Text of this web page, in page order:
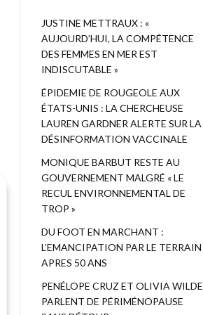
JUSTINE METTRAUX : «
AUJOURD’HUI, LA COMPÉTENCE
DES FEMMES EN MER EST
INDISCUTABLE »
ÉPIDEMIE DE ROUGEOLE AUX
ÉTATS-UNIS : LA CHERCHEUSE
LAUREN GARDNER ALERTE SUR LA
DÉSINFORMATION VACCINALE
MONIQUE BARBUT RESTE AU
GOUVERNEMENT MALGRÉ « LE
RECUL ENVIRONNEMENTAL DE
TROP »
DU FOOT EN MARCHANT :
L’EMANCIPATION PAR LE TERRAIN
APRES 50 ANS
PENÉLOPE CRUZ ET OLIVIA WILDE
PARLENT DE PÉRIMÉNOPAUSE